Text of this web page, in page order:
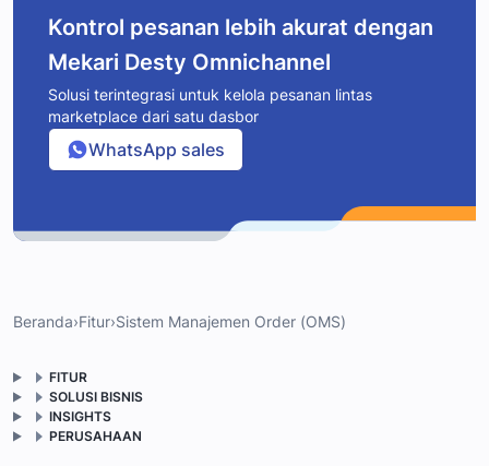
Kontrol pesanan lebih akurat dengan
Mekari Desty Omnichannel
Solusi terintegrasi untuk kelola pesanan lintas
marketplace dari satu dasbor
WhatsApp sales
Beranda›Fitur›Sistem Manajemen Order (OMS)
FITUR
SOLUSI BISNIS
INSIGHTS
PERUSAHAAN